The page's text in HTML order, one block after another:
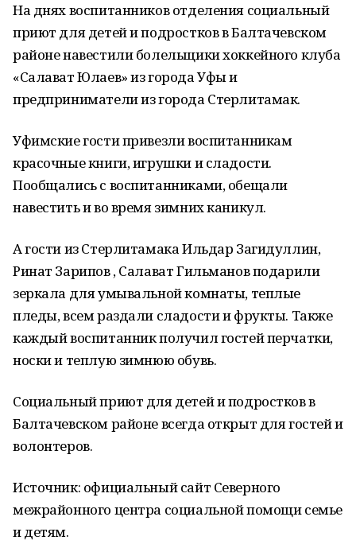
На днях воспитанников отделения социальный
приют для детей и подростков в Балтачевском
районе навестили болельщики хоккейного клуба
«Салават Юлаев» из города Уфы и
предприниматели из города Стерлитамак.
Уфимские гости привезли воспитанникам
красочные книги, игрушки и сладости.
Пообщались с воспитанниками, обещали
навестить и во время зимних каникул.
А гости из Стерлитамака Ильдар Загидуллин,
Ринат Зарипов , Салават Гильманов подарили
зеркала для умывальной комнаты, теплые
пледы, всем раздали сладости и фрукты. Также
каждый воспитанник получил гостей перчатки,
носки и теплую зимнюю обувь.
Социальный приют для детей и подростков в
Балтачевском районе всегда открыт для гостей и
волонтеров.
Источник: официальный сайт Северного
межрайонного центра социальной помощи семье
и детям.